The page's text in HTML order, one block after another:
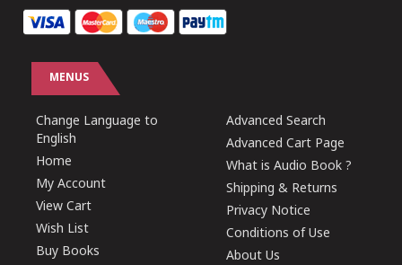
MENUS
Change Language to
English
Home
My Account
View Cart
Wish List
Buy Books
Advanced Search
Advanced Cart Page
What is Audio Book ?
Shipping & Returns
Privacy Notice
Conditions of Use
About Us